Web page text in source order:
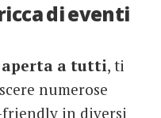
di eventi
aperta a tutti, ti
numerose
friendly in diversi